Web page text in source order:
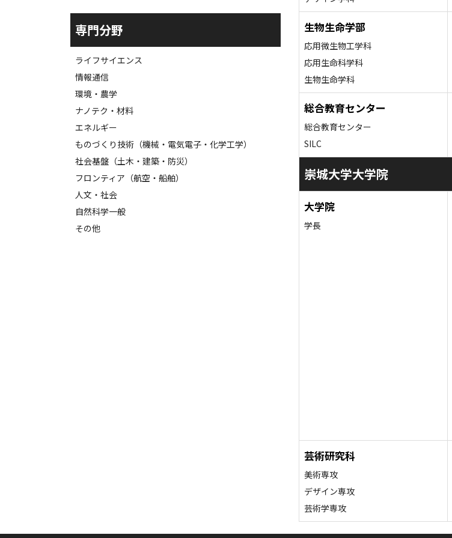
専門分野
ライフサイエンス
情報通信
環境・農学
ナノテク・材料
エネルギー
ものづくり技術（機械・電気電子・化学工学）
社会基盤（土木・建築・防災）
フロンティア（航空・船舶）
人文・社会
自然科学一般
その他
生物生命学部
応用微生物工学科
応用生命科学科
生物生命学科
総合教育センター
総合教育センター
SILC
崇城大学大学院
大学院
学長
芸術研究科
美術専攻
デザイン専攻
芸術学専攻